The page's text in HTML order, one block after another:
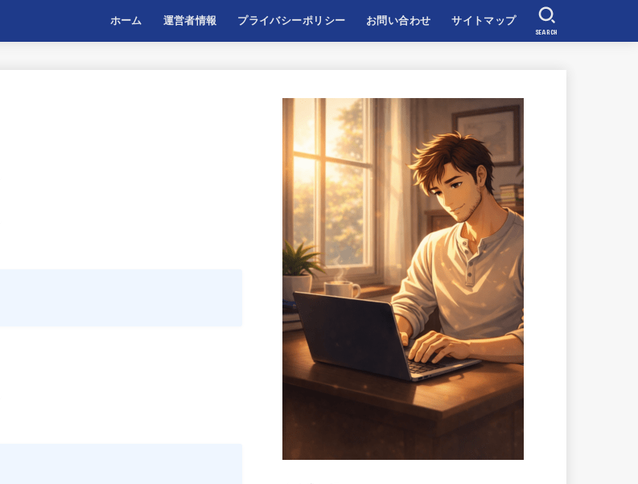
ホーム 運営者情報 プライバシーポリシー お問い合わせ サイトマップ
SEARCH